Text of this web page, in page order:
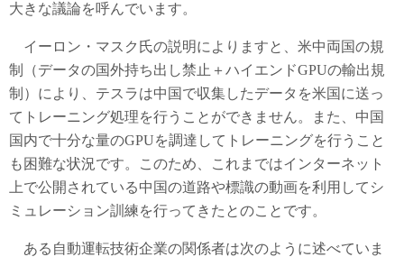
大きな議論を呼んでいます。
イーロン・マスク氏の説明によりますと、米中両国の規
制（データの国外持ち出し禁止＋ハイエンドGPUの輸出規
制）により、テスラは中国で収集したデータを米国に送っ
てトレーニング処理を行うことができません。また、中国
国内で十分な量のGPUを調達してトレーニングを行うこと
も困難な状況です。このため、これまではインターネット
上で公開されている中国の道路や標識の動画を利用してシ
ミュレーション訓練を行ってきたとのことです。
ある自動運転技術企業の関係者は次のように述べていま